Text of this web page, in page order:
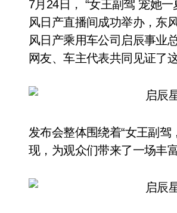
7月24日， “女王副驾 宠她
风日产直播间成功举办，东
风日产乘用车公司启辰事业
网友、车主代表共同见证了
发布会整体围绕着“女王副
现，为观众们带来了一场丰